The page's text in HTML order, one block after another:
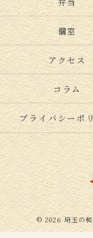
個室
アクセス
コラム
プライバシーポ
© 2026 埼玉の